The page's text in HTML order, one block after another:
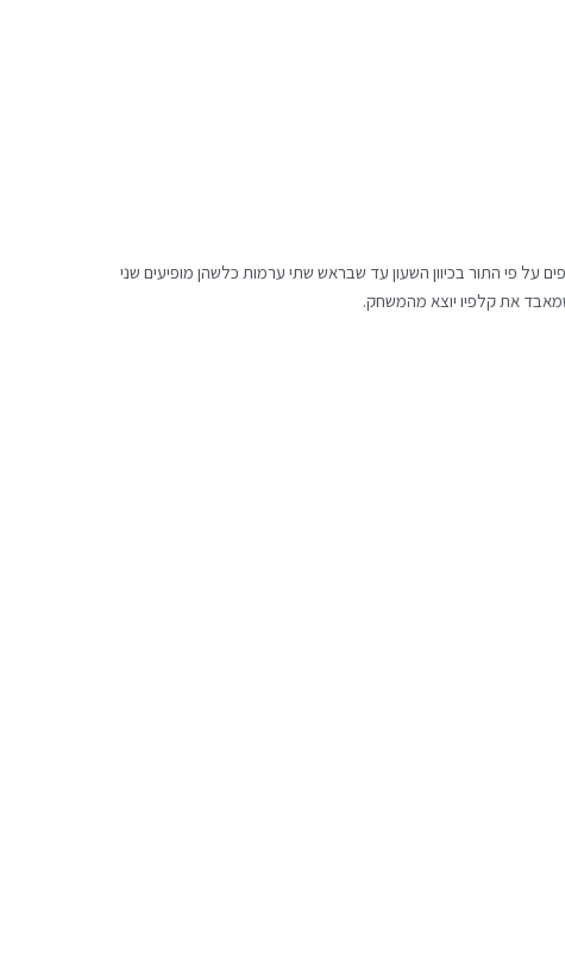
פי התור בכיוון השעון עד שבראש שתי ערמות כלשהן מופיעים שני
את קלפיו יוצא מהמשחק.